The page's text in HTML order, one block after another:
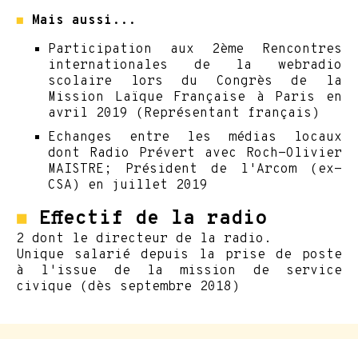
◼ Mais aussi...
Participation aux 2ème Rencontres
internationales de la webradio
scolaire lors du Congrès de la
Mission Laïque Française à Paris en
avril 2019 (Représentant français)
Echanges entre les médias locaux
dont Radio Prévert avec Roch-Olivier
MAISTRE; Président de l'Arcom (ex-
CSA) en juillet 2019
◼ Effectif de la radio
2 dont le directeur de la radio.
Unique salarié depuis la prise de poste
à l'issue de la mission de service
civique (dès septembre 2018)